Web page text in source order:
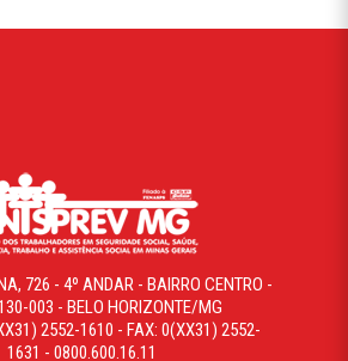
726 - 4º ANDAR - BAIRRO CENTRO -
003 - BELO HORIZONTE/MG
2552-1610 - FAX: 0(XX31) 2552-
1631 - 0800.600.16.11